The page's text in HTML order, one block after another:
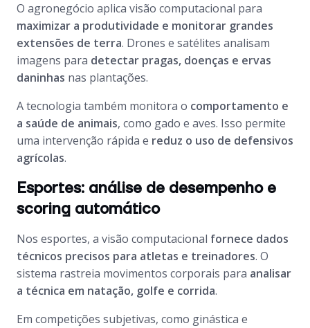
O agronegócio aplica visão computacional para
maximizar a produtividade e monitorar grandes
extensões de terra. Drones e satélites analisam
imagens para detectar pragas, doenças e ervas
daninhas nas plantações.
A tecnologia também monitora o comportamento e
a saúde de animais, como gado e aves. Isso permite
uma intervenção rápida e reduz o uso de defensivos
agrícolas.
Esportes: análise de desempenho e
scoring automático
Nos esportes, a visão computacional fornece dados
técnicos precisos para atletas e treinadores. O
sistema rastreia movimentos corporais para analisar
a técnica em natação, golfe e corrida.
Em competições subjetivas, como ginástica e